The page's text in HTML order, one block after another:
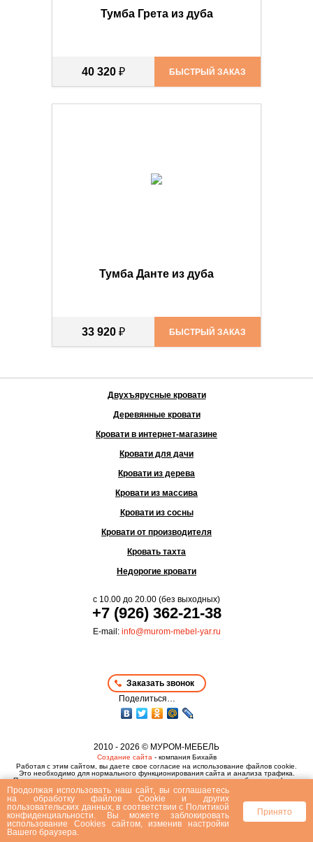
Тумба Грета из дуба
40 320 ₽ БЫСТРЫЙ ЗАКАЗ
Тумба Данте из дуба
33 920 ₽ БЫСТРЫЙ ЗАКАЗ
Двухъярусные кровати
Деревянные кровати
Кровати в интернет-магазине
Кровати для дачи
Кровати из дерева
Кровати из массива
Кровати из сосны
Кровати от производителя
Кровать тахта
Недорогие кровати
с 10.00 до 20.00 (без выходных)
+7 (926) 362-21-38
E-mail: info@murom-mebel-yar.ru
Заказать звонок
Поделиться…
2010 - 2026 © МУРОМ-МЕБЕЛЬ
Создание сайта - компания Бихайв
Работая с этим сайтом, вы даете свое согласие на использование файлов cookie.
Это необходимо для нормального функционирования сайта и анализа трафика.
Политика конфиденциальности,пользовательское соглашениеипубличная оферта
Продолжая использовать наш сайт, вы соглашаетесь
на обработку файлов Сookie и других
пользовательских данных, в соответствии с Политикой
конфиденциальности . Вы можете заблокировать
использование Cookies сайтом, изменив настройки
Вашего браузера.
Принято